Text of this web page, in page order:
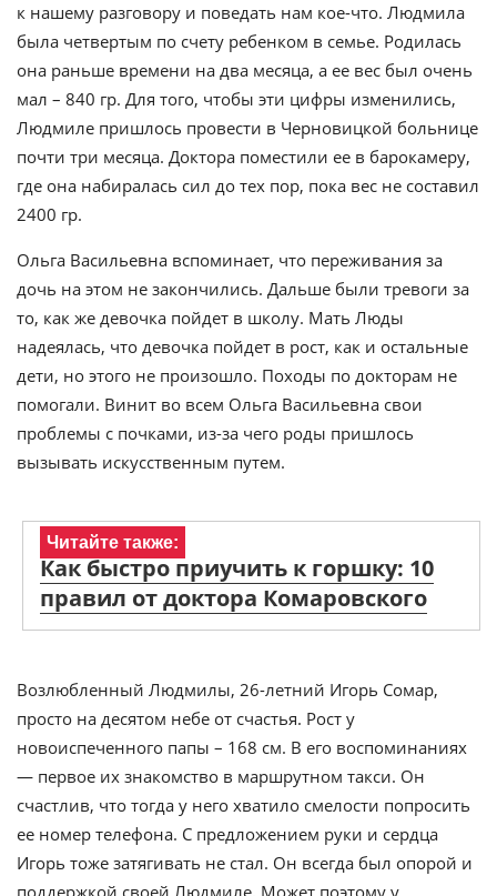
к нашему разговору и поведать нам кое-что. Людмила
была четвертым по счету ребенком в семье. Родилась
она раньше времени на два месяца, а ее вес был очень
мал – 840 гр. Для того, чтобы эти цифры изменились,
Людмиле пришлось провести в Черновицкой больнице
почти три месяца. Доктора поместили ее в барокамеру,
где она набиралась сил до тех пор, пока вес не составил
2400 гр.
Ольга Васильевна вспоминает, что переживания за
дочь на этом не закончились. Дальше были тревоги за
то, как же девочка пойдет в школу. Мать Люды
надеялась, что девочка пойдет в рост, как и остальные
дети, но этого не произошло. Походы по докторам не
помогали. Винит во всем Ольга Васильевна свои
проблемы с почками, из-за чего роды пришлось
вызывать искусственным путем.
Читайте также:
Как быстро приучить к горшку: 10
правил от доктора Комаровского
Возлюбленный Людмилы, 26-летний Игорь Сомар,
просто на десятом небе от счастья. Рост у
новоиспеченного папы – 168 см. В его воспоминаниях
— первое их знакомство в маршрутном такси. Он
счастлив, что тогда у него хватило смелости попросить
ее номер телефона. С предложением руки и сердца
Игорь тоже затягивать не стал. Он всегда был опорой и